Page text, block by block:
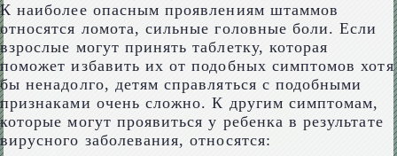
К наиболее опасным проявлениям штаммов
относятся ломота, сильные головные боли. Если
взрослые могут принять таблетку, которая
поможет избавить их от подобных симптомов хотя
бы ненадолго, детям справляться с подобными
признаками очень сложно. К другим симптомам,
которые могут проявиться у ребенка в результате
вирусного заболевания, относятся: